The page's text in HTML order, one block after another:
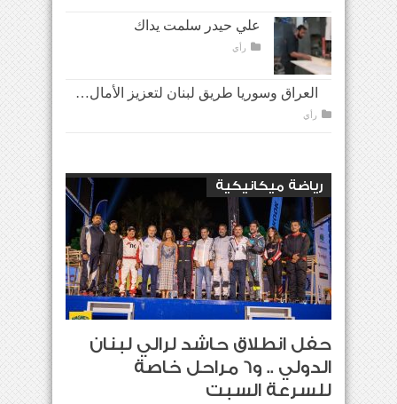
علي حيدر سلمت يداك
رأي
العراق وسوريا طريق لبنان لتعزيز الأمال…
رأي
رياضة ميكانيكية
حفل انطلاق حاشد لرالي لبنان
الدولي .. و6 مراحل خاصة
للسرعة السبت